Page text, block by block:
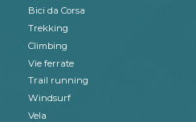
Bici da Corsa
Trekking
Climbing
Vie ferrate
Trail running
Windsurf
Vela